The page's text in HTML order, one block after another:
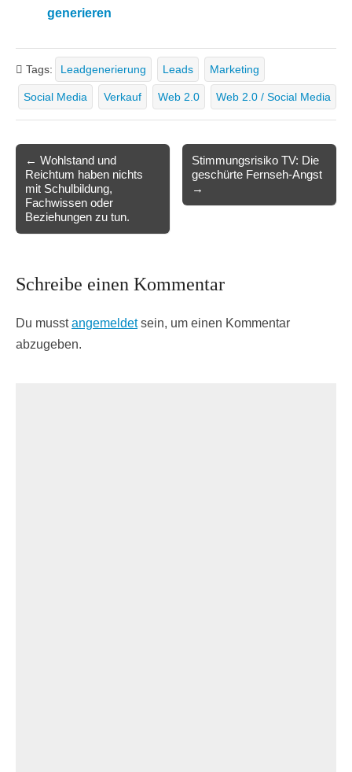
generieren
Tags: Leadgenerierung Leads Marketing
Social Media Verkauf Web 2.0 Web 2.0 / Social Media
Post
navigation
← Wohlstand und
Reichtum haben nichts
mit Schulbildung,
Fachwissen oder
Beziehungen zu tun.
Stimmungsrisiko TV: Die
geschürte Fernseh-Angst
→
Schreibe einen Kommentar
Du musstangemeldetsein, um einen Kommentar
abzugeben.